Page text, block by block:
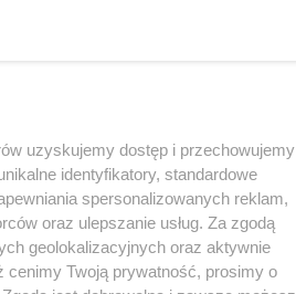
uzyskujemy dostęp i przechowujemy
identyfikatory, standardowe
spersonalizowanych reklam,
oraz ulepszanie usług. Za zgodą
geolokalizacyjnych oraz aktywnie
Twoją prywatność, prosimy o